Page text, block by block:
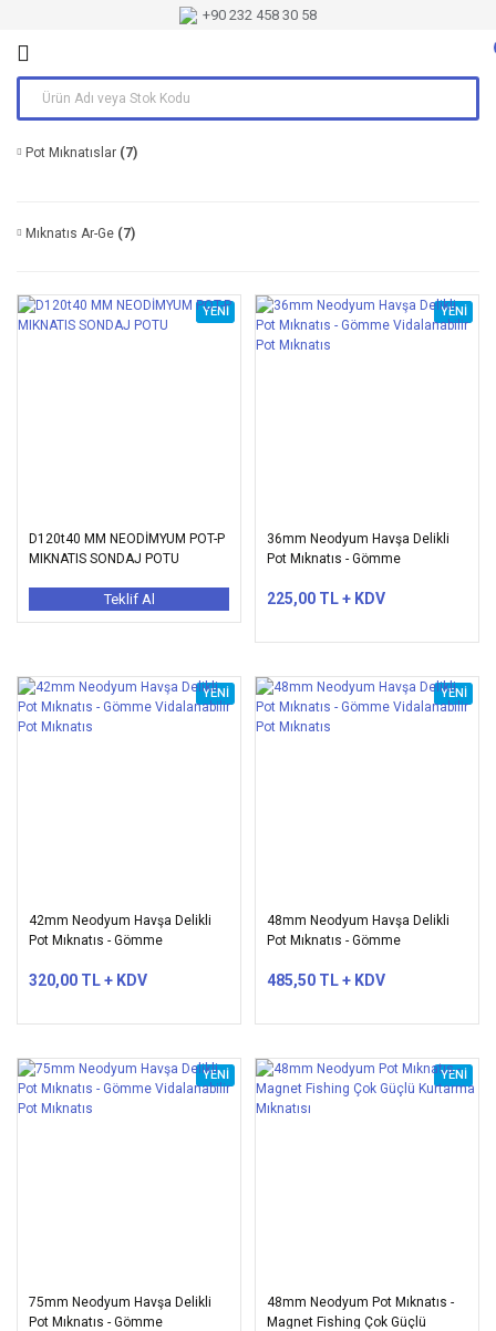
+90 232 458 30 58
Pot Mıknatıslar (7)
Mıknatıs Ar-Ge (7)
YENİ
D120t40 MM NEODİMYUM POT-P
MIKNATIS SONDAJ POTU
Teklif Al
YENİ
36mm Neodyum Havşa Delikli
Pot Mıknatıs - Gömme
225,00 TL + KDV
YENİ
42mm Neodyum Havşa Delikli
Pot Mıknatıs - Gömme
320,00 TL + KDV
YENİ
48mm Neodyum Havşa Delikli
Pot Mıknatıs - Gömme
485,50 TL + KDV
YENİ
75mm Neodyum Havşa Delikli
Pot Mıknatıs - Gömme
YENİ
48mm Neodyum Pot Mıknatıs -
Magnet Fishing Çok Güçlü